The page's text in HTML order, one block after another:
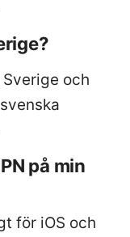
och
på min
för iOS och